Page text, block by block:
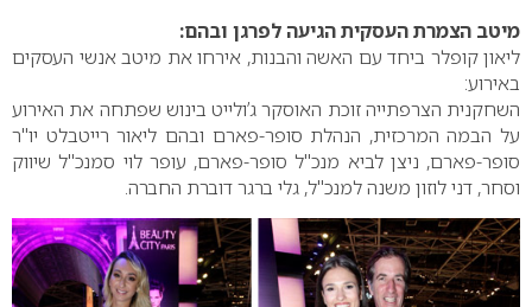
מיטב הצמרת העסקית הגיעה לפרגן ובהם:
ליאון קופלר ביחד עם האשה והבנות, אירחו את מיטב אנשי העסקים
באירוע:
השחקנית הצרפתייה זוכת האוסקר ג’ולייט בינוש שפתחה את האירוע
על הבמה המרכזית, הנהלת סופר-פארם ובהם ליאור רייטבלט יו"ר
סופר-פארם, ניצן לביא מנכ"ל סופר-פארם, עופר לוי סמנכ"ל שיווק
וסחר, דני לוזון משנה למנכ"ל, גלי ברגר דוברת החברה.